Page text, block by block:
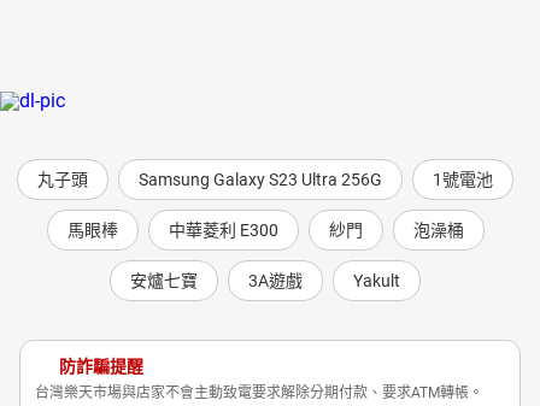
丸子頭 Samsung Galaxy S23 Ultra 256G 1號電池
馬眼棒 中華菱利 E300 紗門 泡澡桶
安爐七寶 3A遊戲 Yakult
防詐騙提醒
台灣樂天市場與店家不會主動致電要求解除分期付款、要求ATM轉帳。